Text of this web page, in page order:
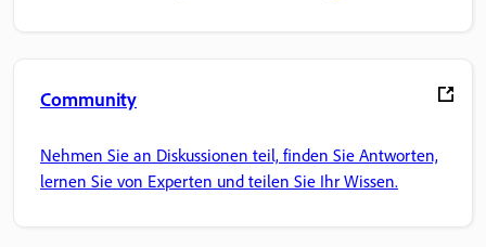
Community
Nehmen Sie an Diskussionen teil, finden Sie Antworten,
lernen Sie von Experten und teilen Sie Ihr Wissen.